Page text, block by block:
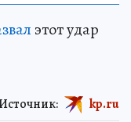
этот удар
kp.ru